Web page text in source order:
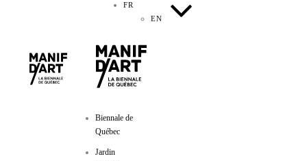
FR
EN
Biennale de
Québec
Jardin